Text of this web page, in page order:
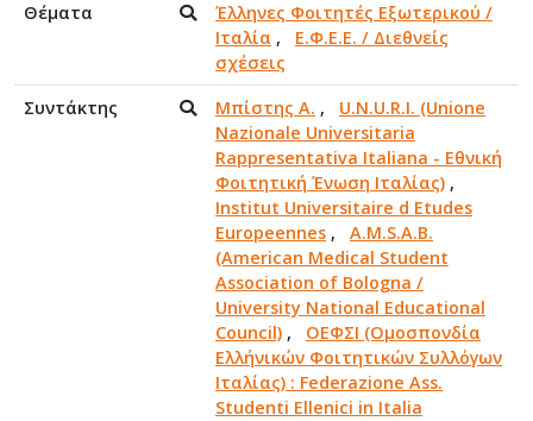
Θέματα
Έλληνες Φοιτητές Εξωτερικού /
Ιταλία , Ε.Φ.Ε.Ε. / Διεθνείς
σχέσεις
Συντάκτης
Μπίστης Α. , U.N.U.R.I. (Unione
Nazionale Universitaria
Rappresentativa Italiana - Εθνική
Φοιτητική Ένωση Ιταλίας) ,
Institut Universitaire d Etudes
Europeennes , A.M.S.A.B.
(American Medical Student
Association of Bologna /
University National Educational
Council) , ΟΕΦΣΙ (Ομοσπονδία
Ελλήνικών Φοιτητικών Συλλόγων
Ιταλίας) : Federazione Ass.
Studenti Ellenici in Italia